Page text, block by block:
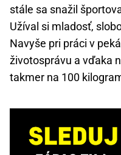
stále sa snažil
Užíval si mladosť,
Navyše pri práci v
životosprávu a vďaka
takmer na 100